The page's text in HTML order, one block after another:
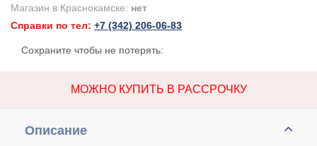
Магазин в Краснокамске: нет
Справки по тел: +7 (342) 206-06-83
Сохраните чтобы не потерять:
МОЖНО КУПИТЬ В РАССРОЧКУ
Описание